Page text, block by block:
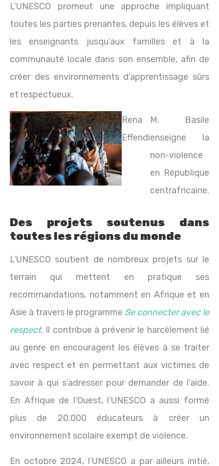
L’UNESCO promeut une approche impliquant
toutes les parties prenantes, depuis les élèves et
les enseignants jusqu’aux familles et à la
communauté locale dans son ensemble, afin de
créer des environnements d’apprentissage sûrs
et respectueux.
Rena
Effendi
M. Basile
enseigne la
non-violence
en République
centrafricaine.
Des projets soutenus dans
toutes les régions du monde
L’UNESCO soutient de nombreux projets sur le
terrain qui mettent en pratique ses
recommandations, notamment en Afrique et en
Asie à travers le programme Se connecter avec le
respect. Il contribue à prévenir le harcèlement lié
au genre en encouragent les élèves à se traiter
avec respect et en permettant aux victimes de
savoir à qui s’adresser pour demander de l’aide.
En Afrique de l’Ouest, l’UNESCO a aussi formé
plus de 20.000 éducateurs à créer un
environnement scolaire exempt de violence.
En octobre 2024, l’UNESCO a par ailleurs initié,